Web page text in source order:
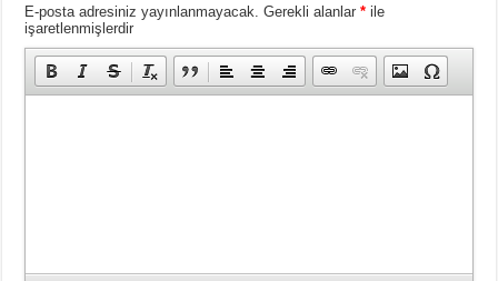
E-posta adresiniz yayınlanmayacak. Gerekli alanlar* ile
işaretlenmişlerdir